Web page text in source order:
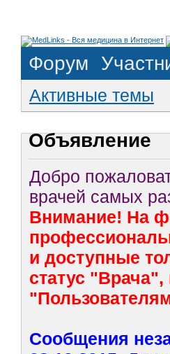
Форум
Активные темы
Объявление
Добро
врачей самых
Внимание! На
и доступные
статус
Сообщения